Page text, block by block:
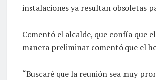
instalaciones ya resultan obsoletas
Comentó el alcalde, que confía que
manera preliminar comentó que el
“Buscaré que la reunión sea muy